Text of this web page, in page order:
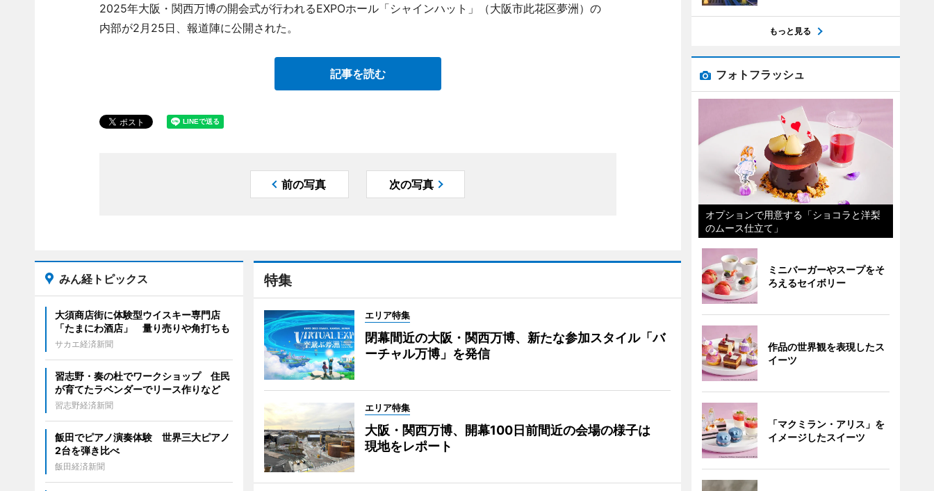
2025年大阪・関西万博の開会式が行われるEXPOホール「シャインハット」（大阪市此花区夢洲）の
内部が2月25日、報道陣に公開された。
記事を読む
前の写真 次の写真
特集
エリア特集
閉幕間近の大阪・関西万博、新たな参加スタイル「バ
ーチャル万博」を発信
エリア特集
大阪・関西万博、開幕100日前間近の会場の様子は
現地をレポート
みん経トピックス
大須商店街に体験型ウイスキー専門店
「たまにわ酒店」 量り売りや角打ちも
サカエ経済新聞
習志野・奏の杜でワークショップ 住民
が育てたラベンダーでリース作りなど
習志野経済新聞
飯田でピアノ演奏体験 世界三大ピアノ
2台を弾き比べ
飯田経済新聞
もっと見る
フォトフラッシュ
オプションで用意する「ショコラと洋梨
のムース仕立て」
ミニバーガーやスープをそ
ろえるセイボリー
作品の世界観を表現したス
イーツ
「マクミラン・アリス」を
イメージしたスイーツ